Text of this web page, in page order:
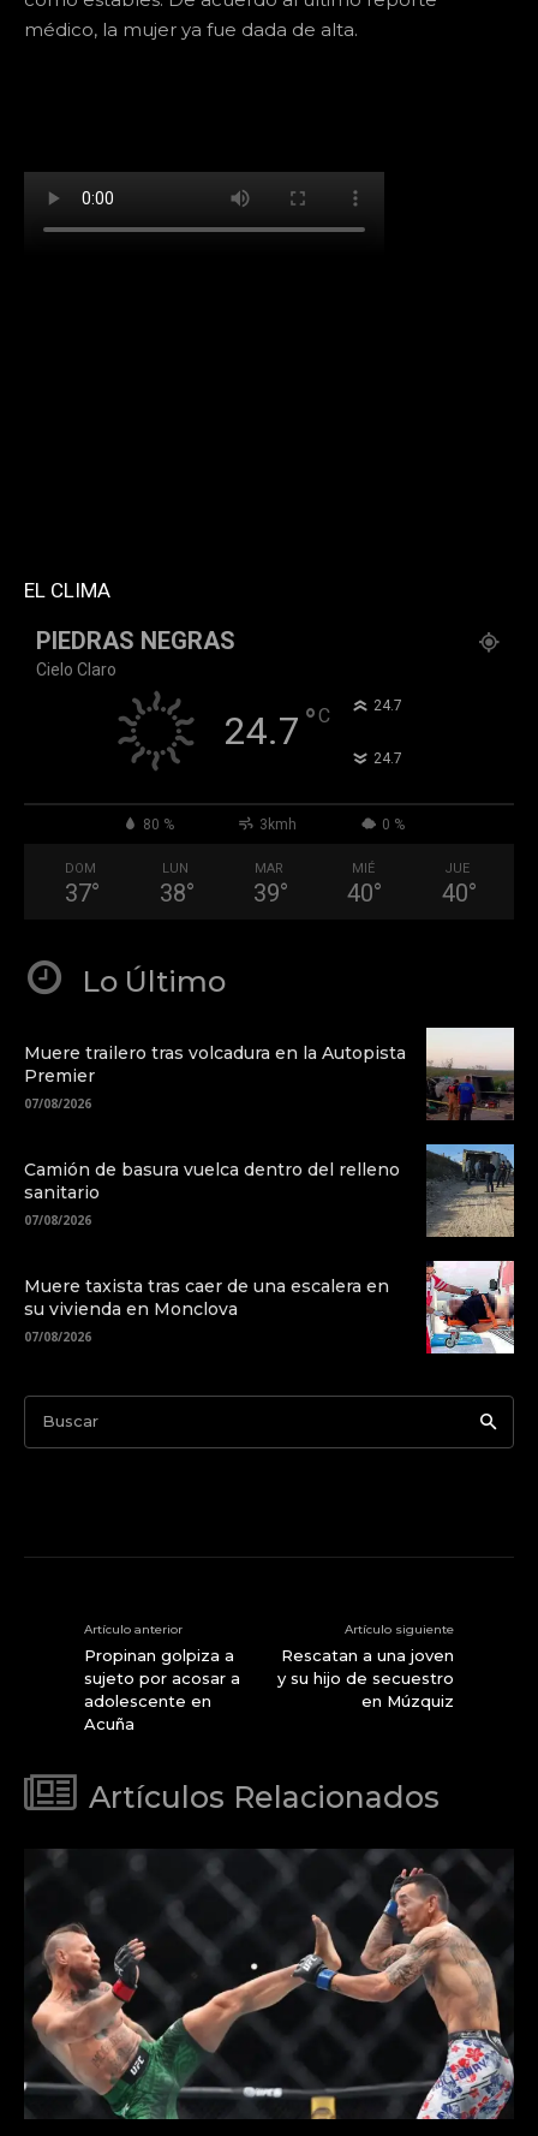
médico, la mujer ya fue dada de alta.
EL CLIMA
PIEDRAS NEGRAS
Cielo Claro
24.7 °C 24.7
24.7
80 % 3kmh 0 %
DOM
37°
LUN
38°
MAR
39°
MIÉ
40°
JUE
40°
Lo Último
Muere trailero tras volcadura en la Autopista
Premier
07/08/2026
Camión de basura vuelca dentro del relleno
sanitario
07/08/2026
Muere taxista tras caer de una escalera en
su vivienda en Monclova
07/08/2026
Buscar
Artículo anterior
Propinan golpiza a
sujeto por acosar a
adolescente en
Acuña
Artículo siguiente
Rescatan a una joven
y su hijo de secuestro
en Múzquiz
Artículos Relacionados